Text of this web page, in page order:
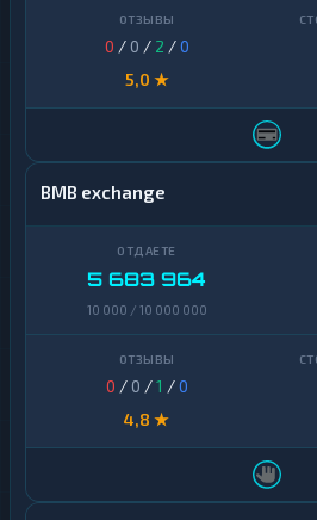
0 / 0 / 2 /0
5,0 ★
BMB exchange
5 683 964
10 000 / 10 000 000
0 / 0 /1 /0
4,8 ★